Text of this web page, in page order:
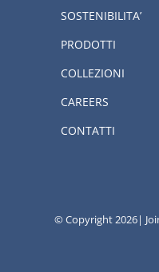
SOSTENIBILITA’
PRODOTTI
COLLEZIONI
CAREERS
CONTATTI
© Copyright 2026|